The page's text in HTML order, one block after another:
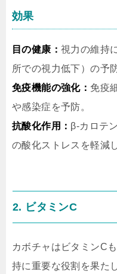
効果
目の健康： 視力の維持
所での視力低下）の予
免疫機能の強化： 免疫
や感染症を予防。
抗酸化作用： β-カロテ
の酸化ストレスを軽減
2. ビタミンC
カボチャはビタミンC
持に重要な役割を果た